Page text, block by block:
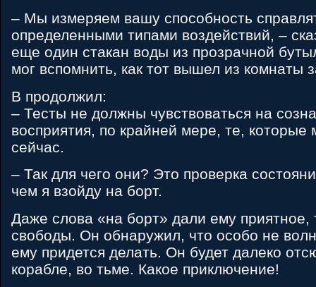
– Мы измеряем вашу способность
определенными типами воздействий, –
еще один стакан воды из прозрачной
мог вспомнить, как тот вышел из комнаты
B продолжил:
– Тесты не должны чувствоваться на
восприятия, по крайней мере, те,
сейчас.
– Так для чего они? Это проверка
чем я взойду на борт.
Даже слова «на борт» дали ему
свободы. Он обнаружил, что особо не
ему придется делать. Он будет далеко
корабле, во тьме. Какое приключение!